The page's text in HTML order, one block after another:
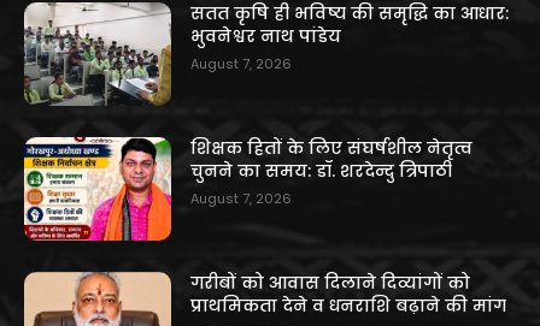
सतत कृषि ही भविष्य की समृद्धि का आधार:
भुवनेश्वर नाथ पांडेय
August 7, 2026
शिक्षक हितों के लिए संघर्षशील नेतृत्व
चुनने का समय: डॉ. शरदेन्दु त्रिपाठी
August 7, 2026
गरीबों को आवास दिलाने दिव्यांगों को
प्राथमिकता देने व धनराशि बढ़ाने की मांग